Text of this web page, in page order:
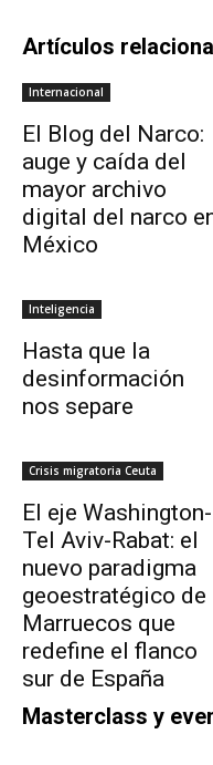
Artículos
Internacional
El Blog del Narco:
auge y caída del
mayor archivo
digital del narco
México
Inteligencia
Hasta que la
desinformación
nos separe
Crisis migratoria Ceuta
El eje Washington-
Tel Aviv-Rabat: el
nuevo paradigma
geoestratégico de
Marruecos que
redefine el flanco
sur de España
Masterclass y